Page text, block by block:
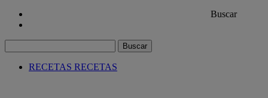
Buscar
Buscar
RECETAS RECETAS